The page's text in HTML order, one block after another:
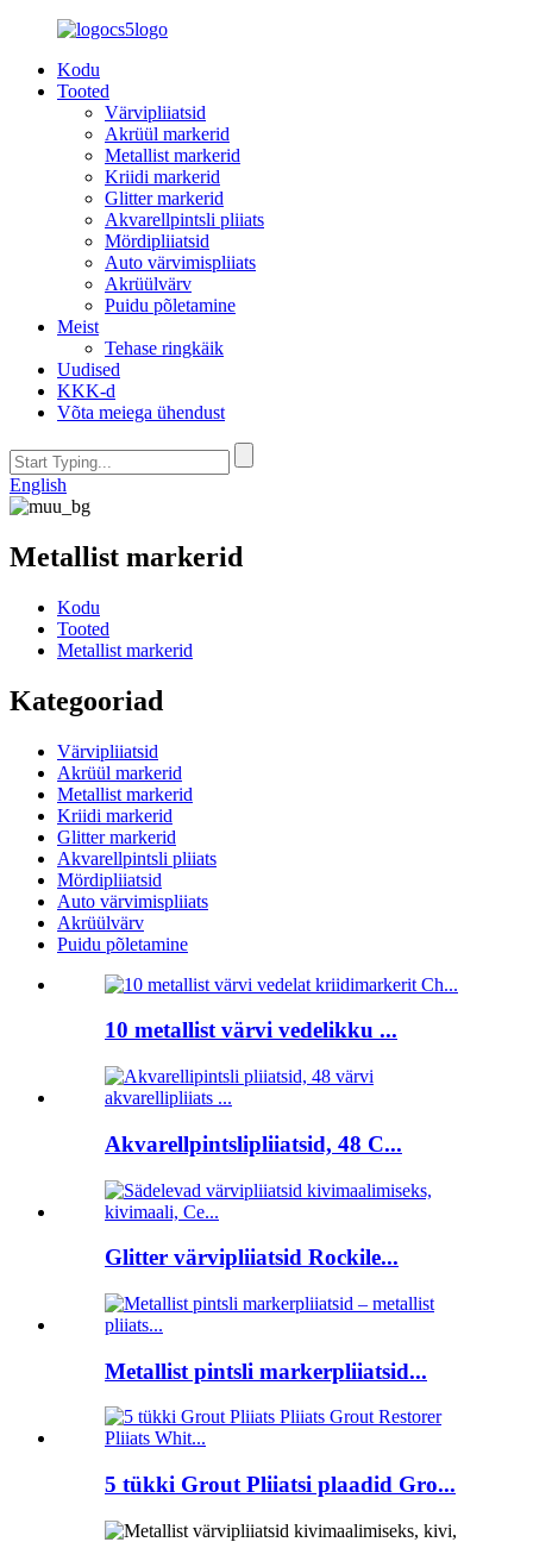
Kodu
Tooted
Värvipliiatsid
Akrüül markerid
Metallist markerid
Kriidi markerid
Glitter markerid
Akvarellpintsli pliiats
Mördipliiatsid
Auto värvimispliiats
Akrüülvärv
Puidu põletamine
Meist
Tehase ringkäik
Uudised
KKK-d
Võta meiega ühendust
English
Metallist markerid
Kodu
Tooted
Metallist markerid
Kategooriad
Värvipliiatsid
Akrüül markerid
Metallist markerid
Kriidi markerid
Glitter markerid
Akvarellpintsli pliiats
Mördipliiatsid
Auto värvimispliiats
Akrüülvärv
Puidu põletamine
10 metallist värvi vedelikku ...
Akvarellpintslipliiatsid, 48 C...
Glitter värvipliiatsid Rockile...
Metallist pintsli markerpliiatsid...
5 tükki Grout Pliiatsi plaadid Gro...